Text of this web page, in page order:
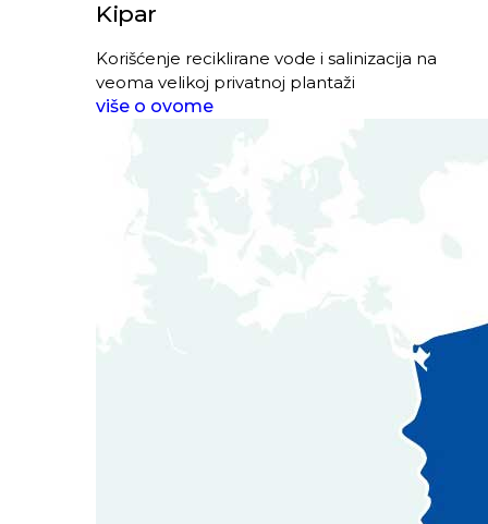
Kipar
Korišćenje reciklirane vode i salinizacija na
veoma velikoj privatnoj plantaži
više o ovome